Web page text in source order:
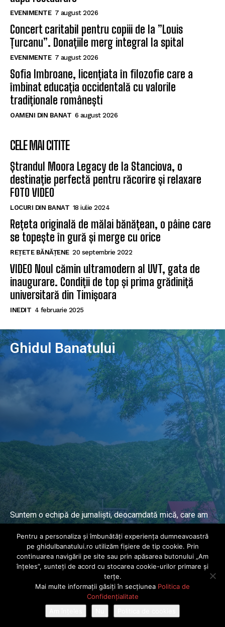
EVENIMENTE 7 august 2026
Concert caritabil pentru copiii de la ”Louis
Țurcanu”. Donațiile merg integral la spital
EVENIMENTE 7 august 2026
Sofia Imbroane, licențiata în filozofie care a
îmbinat educația occidentală cu valorile
tradiționale românești
OAMENI DIN BANAT 6 august 2026
CELE MAI CITITE
Ștrandul Moora Legacy de la Stanciova, o
destinație perfectă pentru răcorire și relaxare
FOTO VIDEO
LOCURI DIN BANAT 18 iulie 2024
Rețeta originală de mălai bănățean, o pâine care
se topește în gură și merge cu orice
REȚETE BĂNĂȚENE 20 septembrie 2022
VIDEO Noul cămin ultramodern al UVT, gata de
inaugurare. Condiții de top și prima grădiniță
universitară din Timișoara
INEDIT 4 februarie 2025
Ghidul Banatului
Suntem o echipă de jurnaliști, deocamdată mică, care am
ani.
© Ghidul Banatului 2025. Toate drepturile rezervate · Dezvoltat de
Power Media FX
Pentru a personaliza și îmbunătăți experiența dumneavoastră
pe ghidulbanatului.ro utilizăm fișiere de tip cookie. Prin
continuarea navigării pe site sau prin apăsarea butonului „Am
înțeles”, sunteți de acord cu stocarea cookie-urilor primare și
terțe.
Mai multe informații găsiți în secțiunea Politica de
Confidențialitate